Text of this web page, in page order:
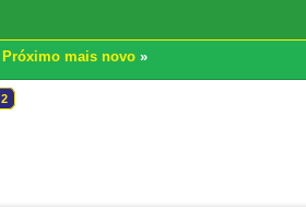
Próximo mais novo »
2